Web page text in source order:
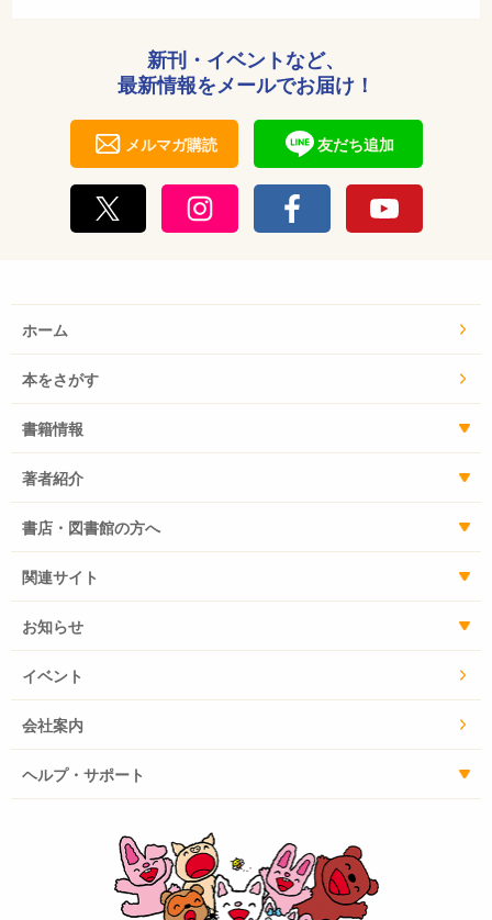
新刊・イベントなど、
最新情報をメールでお届け！
メルマガ購読 友だち追加
ホーム
本をさがす
書籍情報
著者紹介
書店・図書館の方へ
関連サイト
お知らせ
イベント
会社案内
ヘルプ・サポート